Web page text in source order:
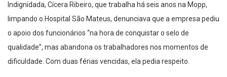
Indignidada, Cícera Ribeiro, que trabalha há seis anos na Mopp,
limpando o Hospital São Mateus, denunciava que a empresa pediu
o apoio dos funcionários “na hora de conquistar o selo de
qualidade”, mas abandona os trabalhadores nos momentos de
dificuldade. Com duas férias vencidas, ela pedia respeito.